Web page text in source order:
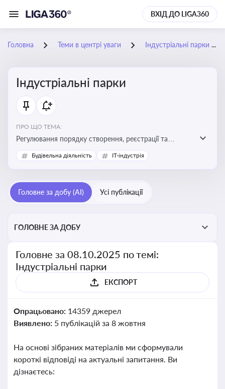
ВХІД ДО LIGA360
Головна Теми в центрі уваги Індустріальні парки
Індустріальні парки
ПРО ЩО ТЕМА:
Регулювання порядку створення, реєстрації та
функціонування індустріальних парків в Україні
Будівельна діяльність IT-індустрія
Головне за добу (AI) Усі публікації
ГОЛОВНЕ ЗА ДОБУ
Головне за 08.10.2025 по темі:
Індустріальні парки
ЕКСПОРТ
Опрацьовано: 14359 джерел
Виявлено: 5 публікацій за 8 жовтня
На основі зібраних матеріалів ми сформували
короткі відповіді на актуальні запитання. Ви
дізнаєтесь: